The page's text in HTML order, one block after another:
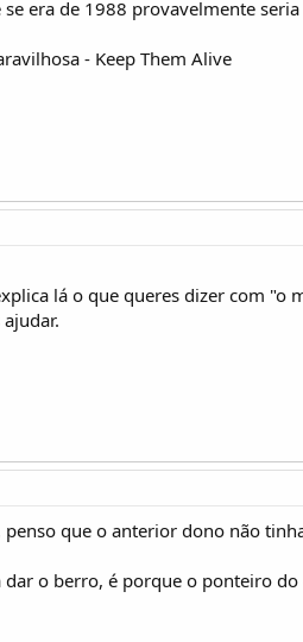
era de 1988 provavelmente seria
- Keep Them Alive
lá o que queres dizer com
penso que o anterior dono não
o berro, é porque o ponteiro